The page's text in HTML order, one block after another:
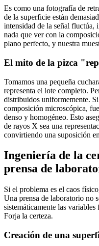
Es como una fotografía de
de la superficie están
intensidad de la señal fluctúa,
nada que ver con la
plano perfecto, y nuestra
El mito de la pizca
Tomamos una pequeña
representa el lote completo.
distribuidos uniformemente.
composición microscópica,
denso y homogéneo. Esto
de rayos X sea una
convirtiendo una suposición
Ingeniería de la
prensa de
Si el problema es el caos
Una prensa de laboratorio no
sistemáticamente las
Forja la certeza.
Creación de una